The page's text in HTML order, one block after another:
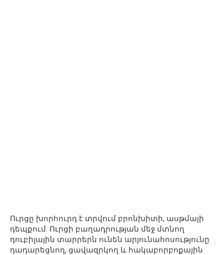
Ուրցը խորհուրդ է տրվում բրոնխիտի, ասթմայի
դեպքում: Ուրցի բաղադրության մեջ մտնող
դուբիլային տարրերն ունեն արյունահոսությունը
դադարեցնող, ցավազրկող և հակաբորբոքային